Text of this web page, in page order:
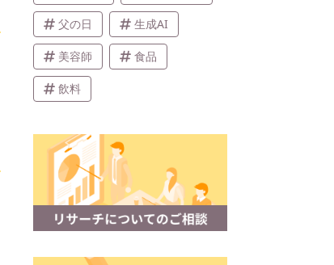
父の日 生成AI
美容師 食品
飲料